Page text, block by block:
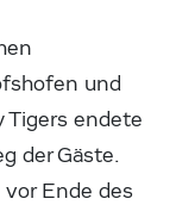
und
Tigers endete
der Gäste.
Ende des